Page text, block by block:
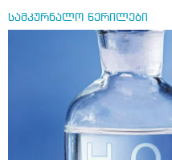
სამკურნალო წერილები